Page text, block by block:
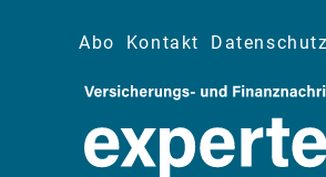
Abo Kontakt Datenschutz